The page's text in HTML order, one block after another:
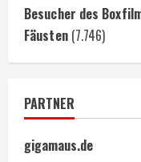
Besucher des
Fäusten (7.746)
PARTNER
gigamaus.de